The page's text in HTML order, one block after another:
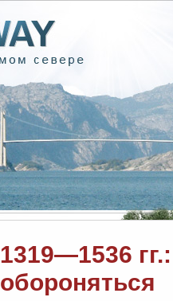
1319—1536
обороняться